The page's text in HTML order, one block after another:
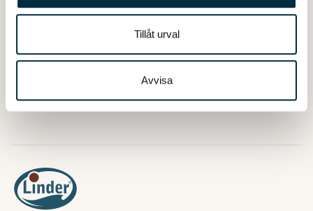
annons- och analysföretag som vi samarbetar med.
Dessa kan i sin tur kombinera informationen med annan
information som du har tillhandahållit eller som de har
samlat in när du har använt deras tjänster.
Tillåt urval
Avvisa